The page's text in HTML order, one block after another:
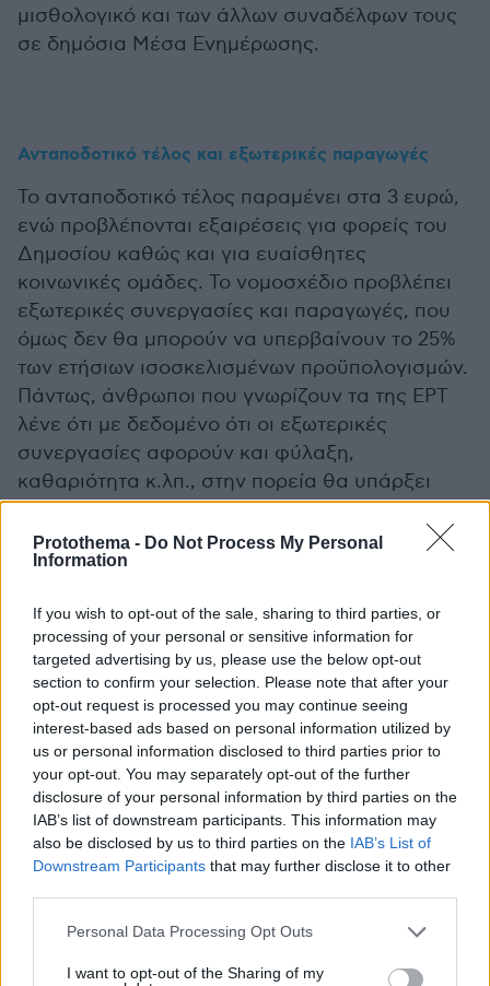
Protothema - Do Not Process My Personal
Information
If you wish to opt-out of the sale, sharing to third parties, or
processing of your personal or sensitive information for
targeted advertising by us, please use the below opt-out
section to confirm your selection. Please note that after your
opt-out request is processed you may continue seeing
interest-based ads based on personal information utilized by
us or personal information disclosed to third parties prior to
your opt-out. You may separately opt-out of the further
disclosure of your personal information by third parties on the
IAB’s list of downstream participants. This information may
also be disclosed by us to third parties on the IAB’s List of
Downstream Participants that may further disclose it to other
Please note that this website/app uses one or more Google
not limited to your visit or usage behaviour. You may click to
Personal Data Processing Opt Outs
I want to opt-out of the Sharing of my
μισθολογικό και των άλλων συναδέλφων τους
σε δημόσια Μέσα Ενημέρωσης.
Ανταποδοτικό τέλος και εξωτερικές παραγωγές
Το ανταποδοτικό τέλος παραμένει στα 3 ευρώ,
ενώ προβλέπονται εξαιρέσεις για φορείς του
Δημοσίου καθώς και για ευαίσθητες
κοινωνικές ομάδες. Το νομοσχέδιο προβλέπει
εξωτερικές συνεργασίες και παραγωγές, που
όμως δεν θα μπορούν να υπερβαίνουν το 25%
των ετήσιων ισοσκελισμένων προϋπολογισμών.
Πάντως, άνθρωποι που γνωρίζουν τα της ΕΡΤ
λένε ότι με δεδομένο ότι οι εξωτερικές
συνεργασίες αφορούν και φύλαξη,
καθαριότητα κ.λπ., στην πορεία θα υπάρξει
διαφορετική ρύθμιση για τις εξωτερικές
παραγωγές εφόσον η ΕΡΤ θα θελήσει να έχει
εκτεταμένο πρόγραμμα και να ξεφύγει από την
όμως, είναι αμφίβολο αν επαρκούν οι πόροι
από το ανταποδοτικό τέλος των 3 ευρώ.
Το πρώτο Δ.Σ. της ΕΡΤ θα διοριστεί από τον
υπουργό Επικρατείας και θα έχει ενιαύσια
θητεία, αλλά σύμφωνα με πληροφορίες
υπάρχει δυστοκία σε ό,τι αφορά την εξεύρεση
των προσώπων που θα αναλάβουν να κάνουν
τη δύσκολη δουλειά και να δρομολογήσουν τη
λειτουργία της το πρώτο κρίσιμο διάστημα.
Το σχέδιο νόμου που θα κατατεθεί αποτελεί
τροποποίηση του ιδρυτικού νόμου της ΝΕΡΙΤ,